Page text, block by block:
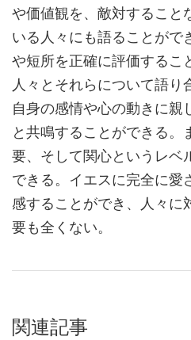
や価値観を、敵対すること
いる人々にも語ることがで
や短所を正確に評価するこ
人々とそれらについて語
自身の感情や心の動きに
と共鳴することができる
要、そして関心というレベ
できる。イエスに完全に愛
感することができ、人々に
要も全くない。
関連記事